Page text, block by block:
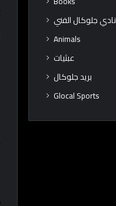
نادي جلوكال الفني
Animals
عبثيات
بريد جلوكال
Glocal Sports